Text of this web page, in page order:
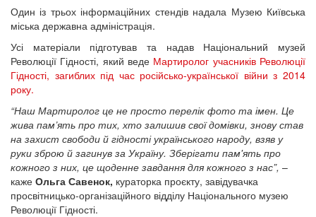
Один із трьох інформаційних стендів надала Музею Київська
міська державна адміністрація.
Усі матеріали підготував та надав Національний музей
Революції Гідності, який веде Мартиролог учасників Революції
Гідності, загиблих під час російсько-української війни з 2014
року.
“Наш Мартиролог це не просто перелік фото та імен. Це
жива пам’ять про тих, хто залишив свої домівки, знову став
на захист свободи й гідності українського народу, взяв у
руки зброю й загинув за Україну. Зберігати пам'ять про
кожного з них, це щоденне завдання для кожного з нас”, –
каже Ольга Савенок, кураторка проєкту, завідувачка
просвітницько-організаційного відділу Національного музею
Революції Гідності.